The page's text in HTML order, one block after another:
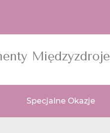
Międzyzdroje
Specjalne Okazje